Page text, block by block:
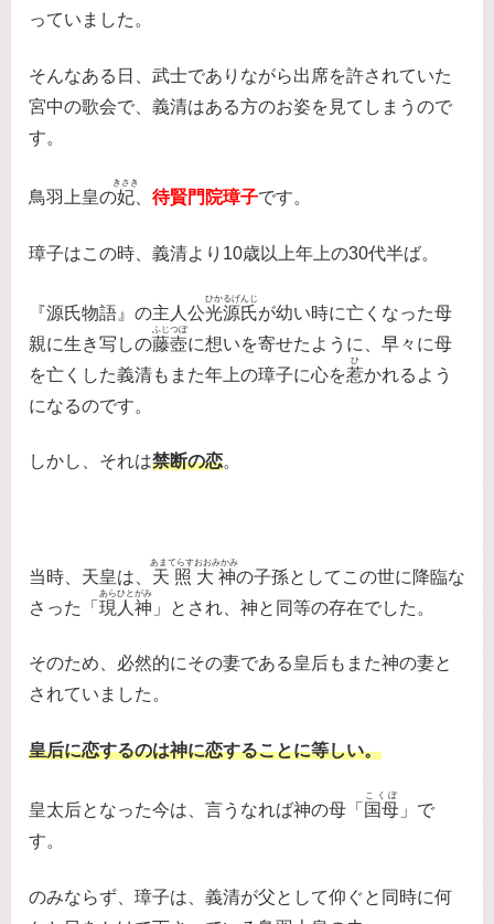
っていました。
そんなある日、武士でありながら出席を許されていた
宮中の歌会で、義清はある方のお姿を見てしまうので
す。
鳥羽上皇の妃
きさき
待賢門院璋子です。
璋子はこの時、義清より10歳以上年上の30代半ば。
『源氏物語』の主人公光源氏
ひかるげんじ
が幼い時に亡くなった母
親に生き写しの藤壺
ふじつぼ
に想いを寄せたように、早々に母
を亡くした義清もまた年上の璋子に心を惹
ひ
かれるよう
になるのです。
しかし、それは禁断の恋。
当時、天皇は、 天照大神
あまてらすおおみかみ
の子孫としてこの世に降臨な
さった「 現人神
あらひとがみ
」とされ、神と同等の存在でした。
そのため、必然的にその妻である皇后もまた神の妻と
されていました。
皇后に恋するのは神に恋することに等しい。
皇太后となった今は、言うなれば神の母「 国母
こくぼ
」で
す。
のみならず、璋子は、義清が父として仰ぐと同時に何